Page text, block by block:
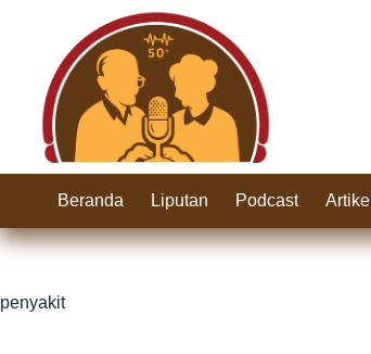
Beranda Liputan Podcast Artikel
penyakit